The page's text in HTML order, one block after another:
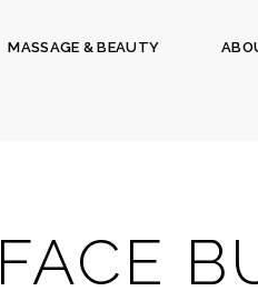
MASSAGE & BEAUTY
FACE